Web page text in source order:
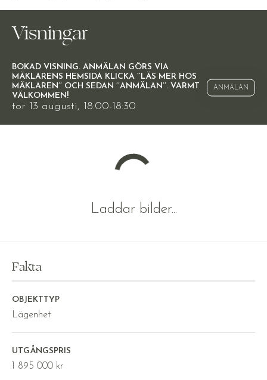
Visningar
BOKAD VISNING. ANMÄLAN GÖRS VIA
MÄKLARENS HEMSIDA KLICKA ’’LÄS MER HOS
MÄKLAREN’’ OCH SEDAN ’’ANMÄLAN’’. VARMT
VÄLKOMMEN!
tor 13 augusti, 18:00-18:30
ANMÄLAN
Laddar bilder...
Fakta
OBJEKTTYP
Lägenhet
UTGÅNGSPRIS
1 895 000 kr